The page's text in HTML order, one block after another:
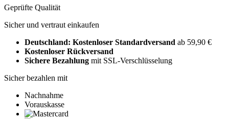
Geprüfte Qualität
Sicher und vertraut einkaufen
Deutschland: Kostenloser Standardversand ab 59,90 €
Kostenloser Rückversand
Sichere Bezahlung mit SSL-Verschlüsselung
Sicher bezahlen mit
Nachnahme
Vorauskasse